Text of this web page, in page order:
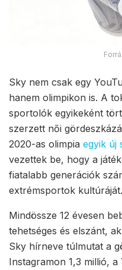
Sky nem csak egy
hanem olimpikon is. A
sportolók egyikeként
szerzett női
2020-as olimpia egyik új
vezettek be, hogy a
fiatalabb generációk
extrémsportok kultúráját.
Mindössze 12 évesen
tehetséges és elszánt,
Sky hírneve túlmutat a
Instagramon 1,3 millió,